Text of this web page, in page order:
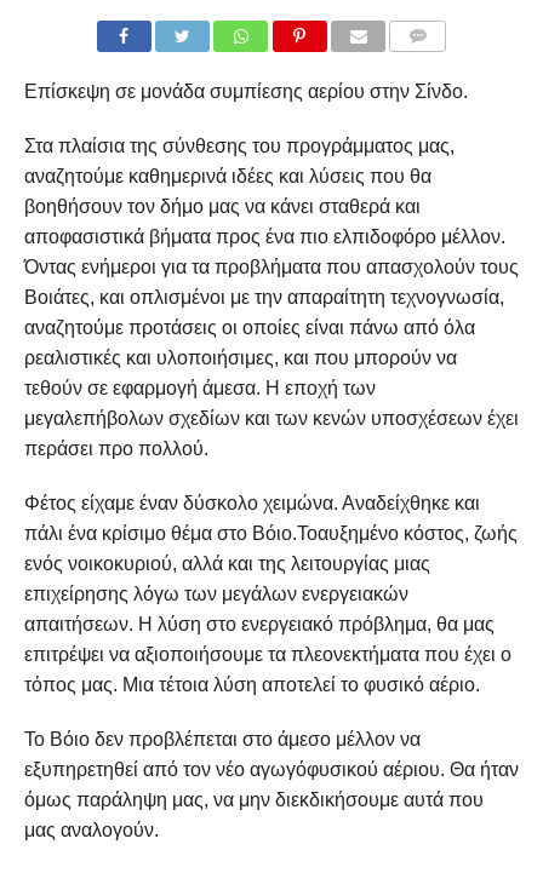
Επίσκεψη σε μονάδα συμπίεσης αερίου στην Σίνδο.
Στα πλαίσια της σύνθεσης του προγράμματος μας,
αναζητούμε καθημερινά ιδέες και λύσεις που θα
βοηθήσουν τον δήμο μας να κάνει σταθερά και
αποφασιστικά βήματα προς ένα πιο ελπιδοφόρο μέλλον.
Όντας ενήμεροι για τα προβλήματα που απασχολούν τους
Βοιάτες, και οπλισμένοι με την απαραίτητη τεχνογνωσία,
αναζητούμε προτάσεις οι οποίες είναι πάνω από όλα
ρεαλιστικές και υλοποιήσιμες, και που μπορούν να
τεθούν σε εφαρμογή άμεσα. Η εποχή των
μεγαλεπήβολων σχεδίων και των κενών υποσχέσεων έχει
περάσει προ πολλού.
Φέτος είχαμε έναν δύσκολο χειμώνα. Αναδείχθηκε και
πάλι ένα κρίσιμο θέμα στο Βόιο.Τοαυξημένο κόστος, ζωής
ενός νοικοκυριού, αλλά και της λειτουργίας μιας
επιχείρησης λόγω των μεγάλων ενεργειακών
απαιτήσεων. Η λύση στο ενεργειακό πρόβλημα, θα μας
επιτρέψει να αξιοποιήσουμε τα πλεονεκτήματα που έχει ο
τόπος μας. Μια τέτοια λύση αποτελεί το φυσικό αέριο.
Το Βόιο δεν προβλέπεται στο άμεσο μέλλον να
εξυπηρετηθεί από τον νέο αγωγόφυσικού αέριου. Θα ήταν
όμως παράληψη μας, να μην διεκδικήσουμε αυτά που
μας αναλογούν.